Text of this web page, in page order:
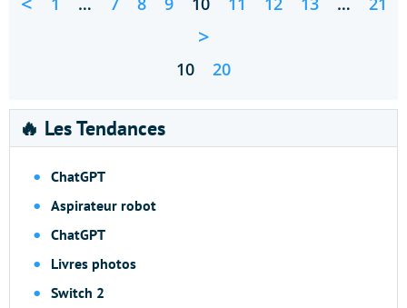
>
10 20
🔥 Les Tendances
ChatGPT
Aspirateur robot
ChatGPT
Livres photos
Switch 2